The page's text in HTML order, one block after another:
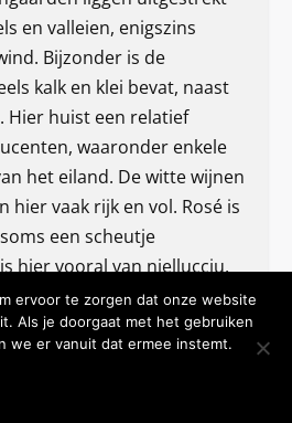
en valleien, enigszins
Bijzonder is de
kalk en klei bevat, naast
Hier huist een relatief
waaronder enkele
het eiland. De witte wijnen
hier vaak rijk en vol. Rosé is
een scheutje
hier vooral van niellucciu,
en heeft vaak een
op dronk te komen.
ervoor te zorgen dat onze website
Als je doorgaat met het gebruiken
we er vanuit dat ermee instemt.